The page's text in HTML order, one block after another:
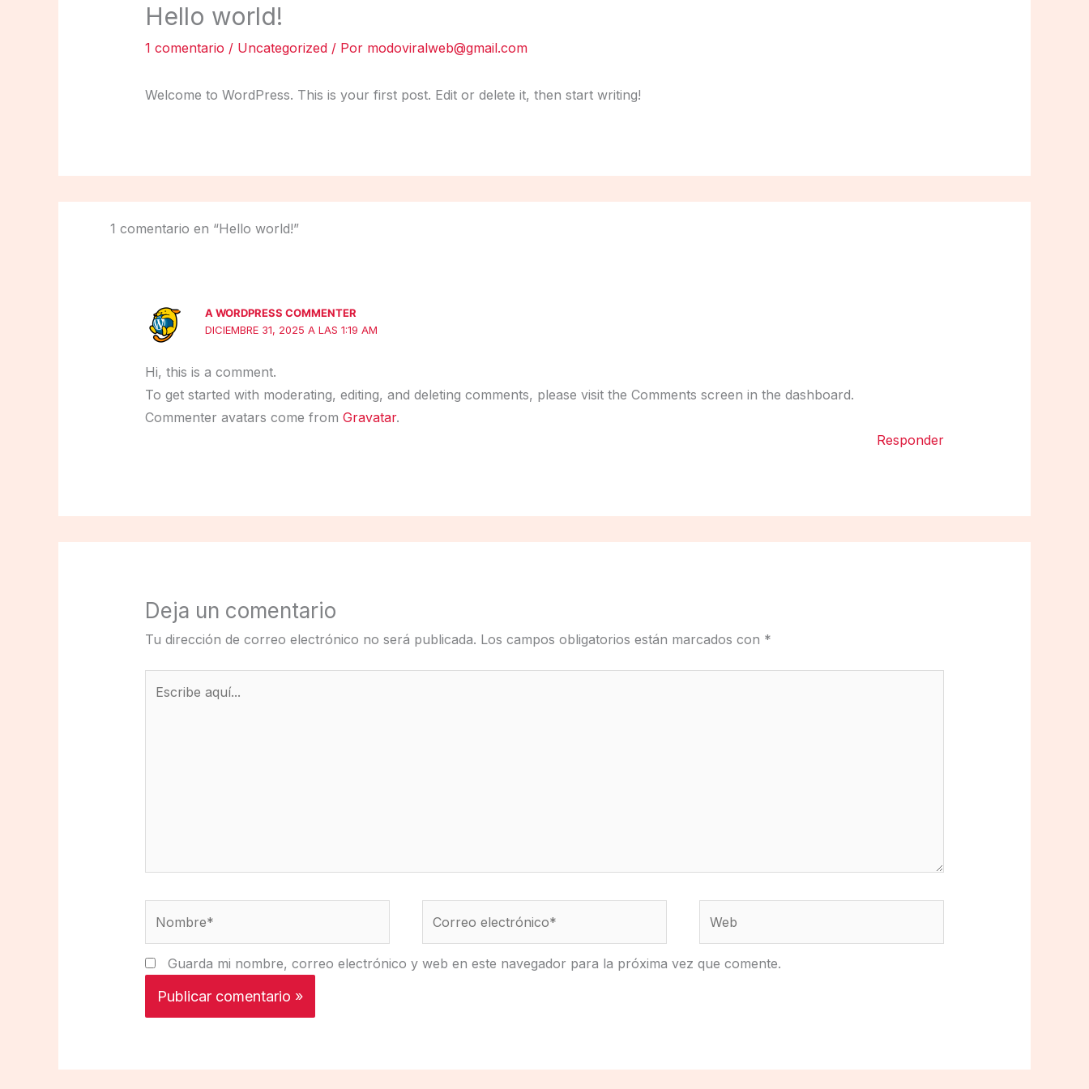
Hello world!
1 comentario / Uncategorized/ Por modoviralweb@gmail.com
Welcome to WordPress. This is your first post. Edit or delete it, then start writing!
1 comentario en “Hello world!”
A WORDPRESS COMMENTER
DICIEMBRE 31, 2025 A LAS 1:19 AM
Hi, this is a comment.
To get started with moderating, editing, and deleting comments, please visit the Comments screen in the dashboard.
Commenter avatars come from Gravatar.
Responder
Deja un comentario
Tu dirección de correo electrónico no será publicada. Los campos obligatorios están marcados con *
Guarda mi nombre, correo electrónico y web en este navegador para la próxima vez que comente.